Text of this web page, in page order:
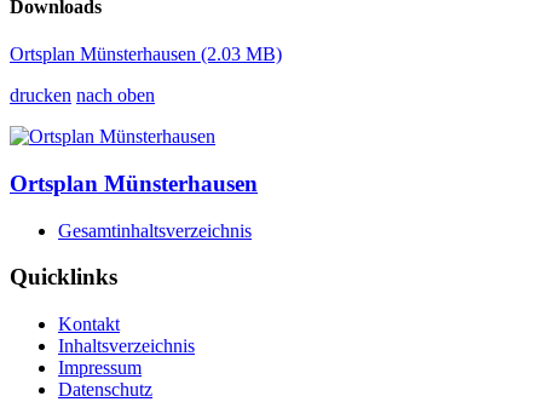
Downloads
Ortsplan Münsterhausen (2.03 MB)
drucken nach oben
Ortsplan Münsterhausen
Gesamtinhaltsverzeichnis
Quicklinks
Kontakt
Inhaltsverzeichnis
Impressum
Datenschutz